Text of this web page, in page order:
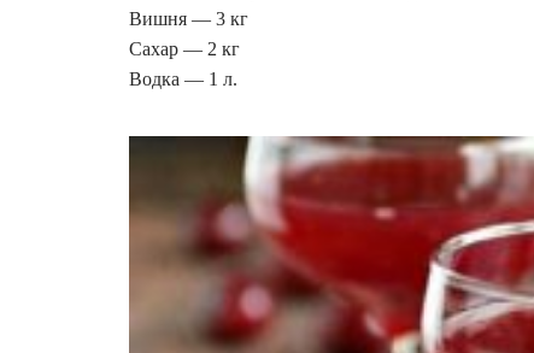
Вишня — 3 кг
Сахар — 2 кг
Водка — 1 л.